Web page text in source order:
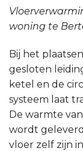
woning te
Bij het
gesloten
ketel en de
systeem laat
De warmte
wordt
vloer zelf zijn